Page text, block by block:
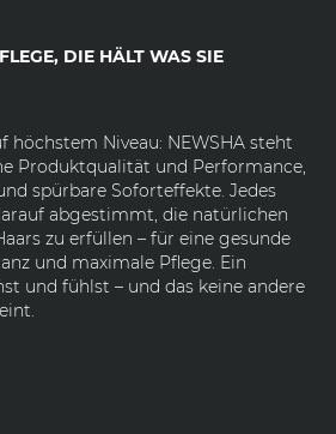
DIE HÄLT WAS SIE
höchstem Niveau: NEWSHA steht
Produktqualität und Performance,
spürbare Soforteffekte. Jedes
abgestimmt, die natürlichen
zu erfüllen – für eine gesunde
und maximale Pflege. Ein
und fühlst – und das keine andere